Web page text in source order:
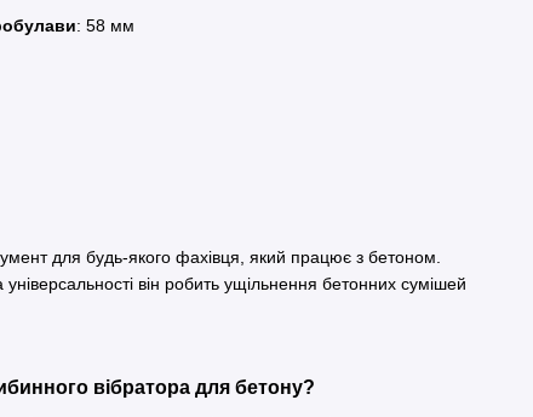
: 58 мм
для будь-якого фахівця, який працює з бетоном.
універсальності він робить ущільнення бетонних сумішей
вібратора для бетону?